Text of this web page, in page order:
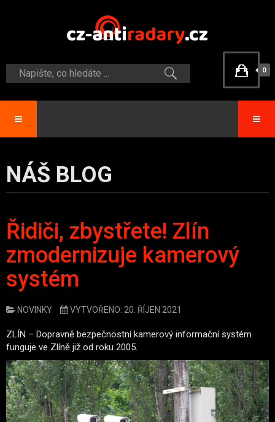
0
NÁŠ BLOG
Řidiči, zbystřete! Zlín
zmodernizuje kamerový
systém
NOVINKY VYTVOŘENO: 20. ŘÍJEN 2021
ZLÍN – Dopravně bezpečnostní kamerový informační systém
funguje ve Zlíně již od roku 2005.